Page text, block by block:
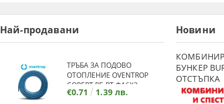
Най-продавани
ТРЪБА ЗА ПОДОВО
ОТОПЛЕНИЕ OVENTROP
COPERT PE-RT Ф16Х2
€0.71 1.39 лв.
Новини
БУНКЕР
ОТСТЪПКА